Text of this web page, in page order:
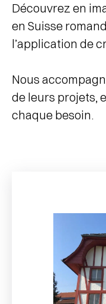
Découvrez en
en Suisse
l’application de
Nous
de leurs projets,
chaque besoin.